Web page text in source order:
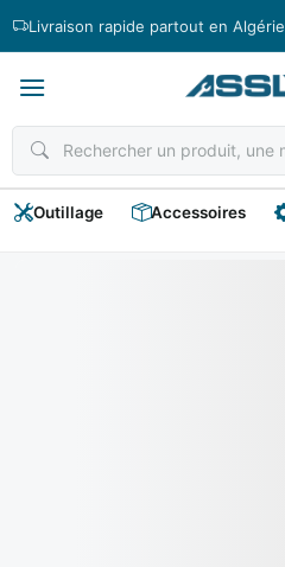
Livraison rapide partout en Algérie
Outillage Accessoires